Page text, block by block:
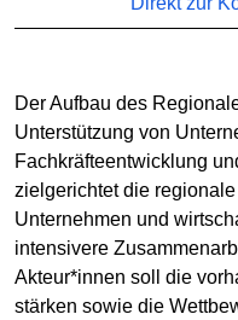
Der Aufbau des
Unterstützung von
Fachkräfteentwicklung
zielgerichtet die
Unternehmen und
intensivere
Akteur*innen soll die
stärken sowie die